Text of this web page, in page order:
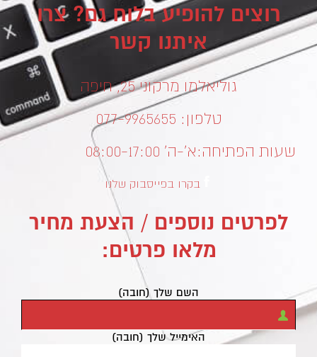
רוצים להופיע בלוח גם? צרו
איתנו קשר
גוליאלמו מרקוני 25, חיפה
טלפון: 077-9965655
שעות הפתיחה:א’-ה’ 08:00-17:00
בקרו בפייסבוק שלנו
לפרטים נוספים / הצעת מחיר
מלאו פרטים:
השם שלך (חובה)
האימייל שלך (חובה)